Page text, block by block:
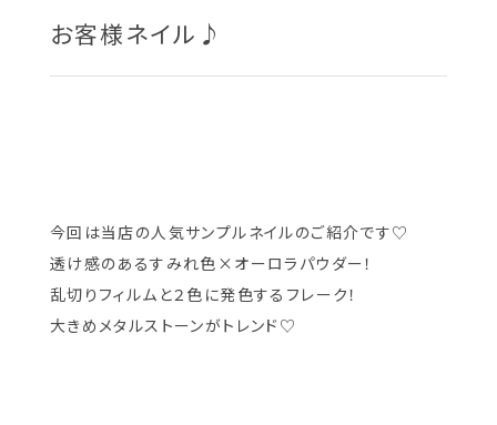
お客様ネイル♪
今回は当店の人気サンプルネイルのご紹介です♡
透け感のあるすみれ色×オーロラパウダー！
乱切りフィルムと２色に発色するフレーク！
大きめメタルストーンがトレンド♡